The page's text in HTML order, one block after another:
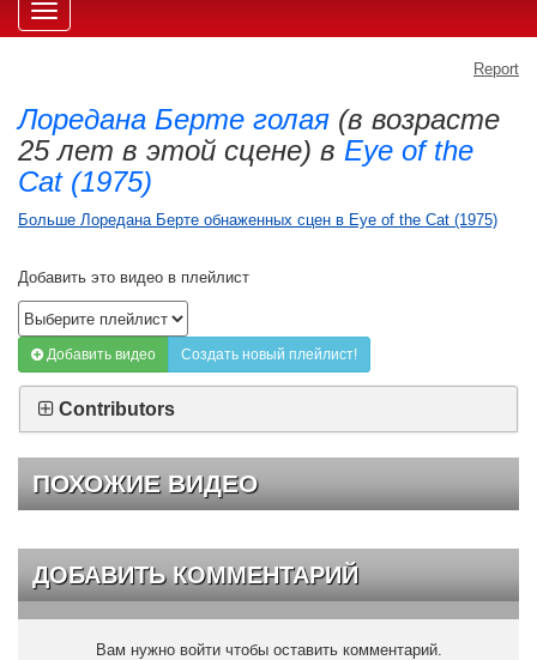
Toggle
Report
Лоредана Берте голая (в возрасте
25 лет в этой сцене) в Eye of the
Cat (1975)
Больше Лоредана Берте обнаженных сцен в Eye of the Cat (1975)
Добавить это видео в плейлист
Добавить видео Создать новый плейлист!
Contributors
ПОХОЖИЕ ВИДЕО
ДОБАВИТЬ КОММЕНТАРИЙ
Вам нужно войти чтобы оставить комментарий.